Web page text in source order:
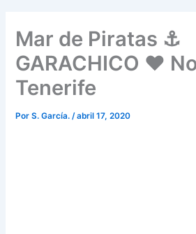
Mar de Piratas ⚓
GARACHICO ❤️
Tenerife
PorS. García./abril 17, 2020